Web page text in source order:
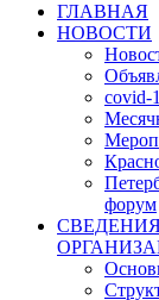
ГЛАВНАЯ
НОВОСТИ
covid-
форум